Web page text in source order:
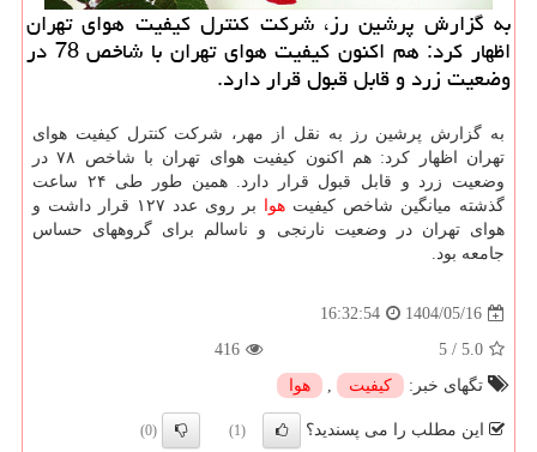
به گزارش پرشین رز، شرکت کنترل کیفیت هوای تهران
اظهار کرد: هم اکنون کیفیت هوای تهران با شاخص 78 در
وضعیت زرد و قابل قبول قرار دارد.
به گزارش پرشین رز به نقل از مهر، شرکت کنترل کیفیت هوای
تهران اظهار کرد: هم اکنون کیفیت هوای تهران با شاخص ۷۸ در
وضعیت زرد و قابل قبول قرار دارد. همین طور طی ۲۴ ساعت
گذشته میانگین شاخص کیفیت هوا
بر روی عدد ۱۲۷ قرار داشت و
هوای تهران در وضعیت نارنجی و ناسالم برای گروههای حساس
جامعه بود.
1404/05/16
16:32:54
5.0
/
5
416
تگهای خبر:
كیفیت , هوا
این مطلب را می پسندید؟ (1)
(0)